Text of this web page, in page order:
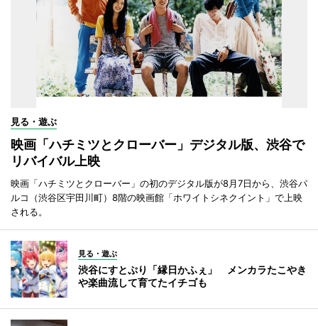
見る・遊ぶ
映画「ハチミツとクローバー」デジタル版、渋谷で
リバイバル上映
映画「ハチミツとクローバー」の初のデジタル版が8月7日から、渋谷パ
ルコ（渋谷区宇田川町）8階の映画館「ホワイトシネクイント」で上映
される。
見る・遊ぶ
渋谷にすとぷり「縁日かふぇ」 メンカラたこやき
や楽曲流して育てたイチゴも